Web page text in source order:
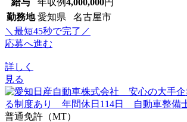
給与 年収例4,000,000円
勤務地 愛知県 名古屋市
＼最短45秒で完了／
応募へ進む
詳しく
見る
普通免許（MT）